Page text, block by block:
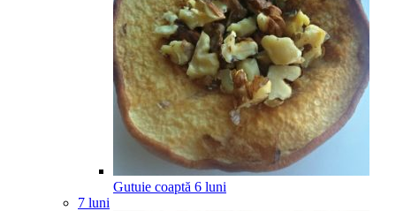
Gutuie coaptă 6 luni
7 luni